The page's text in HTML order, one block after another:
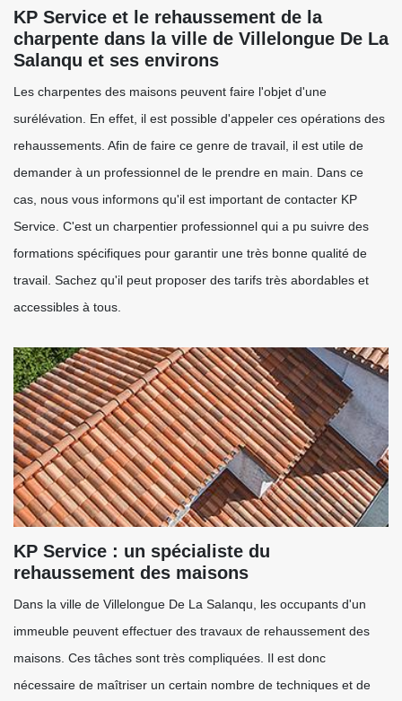
KP Service et le rehaussement de la
charpente dans la ville de Villelongue De La
Salanqu et ses environs
Les charpentes des maisons peuvent faire l'objet d'une
surélévation. En effet, il est possible d'appeler ces opérations des
rehaussements. Afin de faire ce genre de travail, il est utile de
demander à un professionnel de le prendre en main. Dans ce
cas, nous vous informons qu'il est important de contacter KP
Service. C'est un charpentier professionnel qui a pu suivre des
formations spécifiques pour garantir une très bonne qualité de
travail. Sachez qu'il peut proposer des tarifs très abordables et
accessibles à tous.
KP Service : un spécialiste du
rehaussement des maisons
Dans la ville de Villelongue De La Salanqu, les occupants d'un
immeuble peuvent effectuer des travaux de rehaussement des
maisons. Ces tâches sont très compliquées. Il est donc
nécessaire de maîtriser un certain nombre de techniques et de